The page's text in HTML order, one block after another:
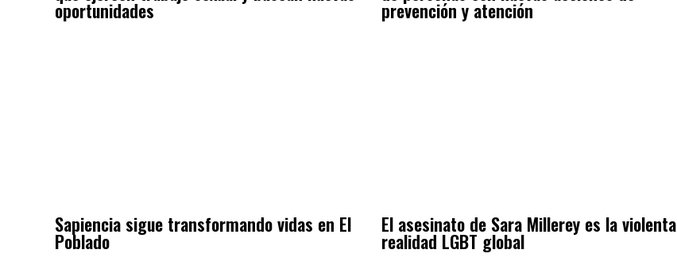
oportunidades prevención y atención
Sapiencia sigue transformando vidas en El
Poblado
El asesinato de Sara Millerey es la violenta
realidad LGBT global